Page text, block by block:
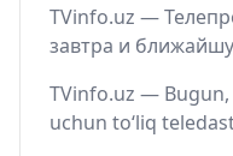
TVinfo.uz —
завтра и
TVinfo.uz —
uchun to‘liq